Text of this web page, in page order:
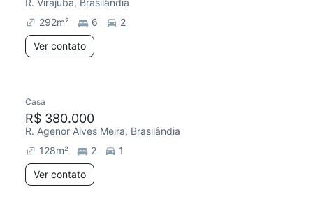
R. Virajuba, Brasilândia
292m² 6
2
Ver contato
Casa
R$ 380.000
R. Agenor Alves Meira, Brasilândia
128m² 2
1
Ver contato